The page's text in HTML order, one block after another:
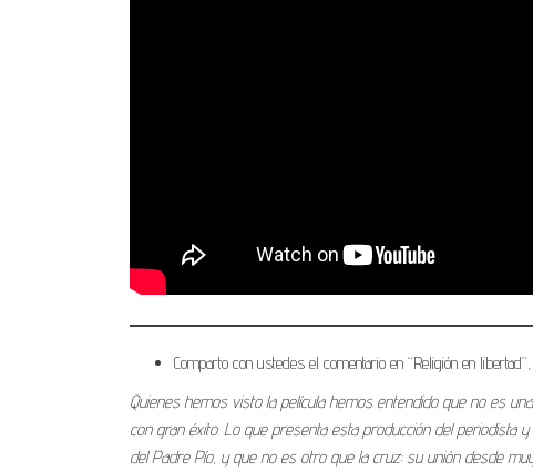
Comparto con ustedes el comentario en “Religión en
Quienes hemos visto la película hemos entendido que no es
con gran éxito. Lo que presenta esta producción del periodista
del Padre Pío, y que no es otro que la cruz: su unión desde